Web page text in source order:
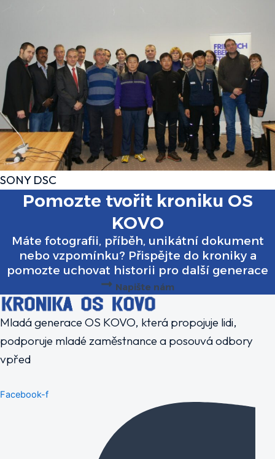
SONY DSC
Pomozte tvořit kroniku OS
KOVO
Máte fotografii, příběh, unikátní dokument
nebo vzpomínku? Přispějte do kroniky a
pomozte uchovat historii pro další generace
Napište nám
Mladá generace OS KOVO, která propojuje lidi,
podporuje mladé zaměstnance a posouvá odbory
vpřed
Facebook-f